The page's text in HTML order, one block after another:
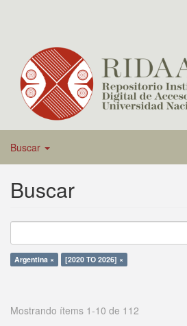
Buscar
Buscar
Argentina × [2020 TO 2026] ×
Mostrando ítems 1-10 de 112